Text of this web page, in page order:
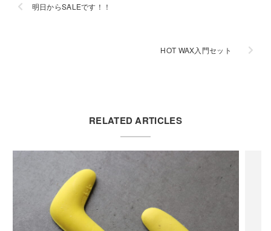
明日からSALEです！！
HOT WAX入門セット
RELATED ARTICLES